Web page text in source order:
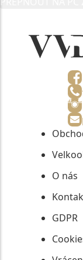
O nás
GDPR